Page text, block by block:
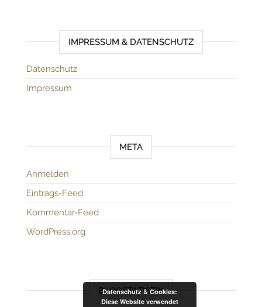
IMPRESSUM & DATENSCHUTZ
Datenschutz
Impressum
META
Anmelden
Eintrags-Feed
Kommentar-Feed
WordPress.org
BLOGSTATISTIK
Datenschutz & Cookies:
Diese Website verwendet